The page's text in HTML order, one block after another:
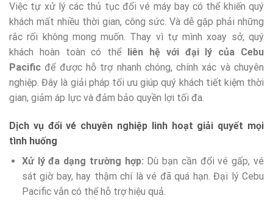
Việc tự xử lý các thủ tục đổi vé máy bay có thể khiến quý
khách mất nhiều thời gian, công sức. Và dễ gặp phải những
rắc rối không mong muốn. Thay vì tự mình xoay sở, quý
khách hoàn toàn có thể
liên hệ với đại lý của Cebu
Pacific để được hỗ trợ nhanh chóng, chính xác và chuyên
nghiệp. Đây là giải pháp tối ưu giúp quý khách tiết kiệm thời
gian, giảm áp lực và đảm bảo quyền lợi tối đa.
Dịch vụ đổi vé chuyên nghiệp linh hoạt giải quyết mọi
tình huống
Xử lý đa dạng trường hợp: Dù bạn cần đổi vé gấp, vé
sát giờ bay, hay thậm chí là vé đã quá hạn. Đại lý Cebu
Pacific vẫn có thể hỗ trợ hiệu quả.